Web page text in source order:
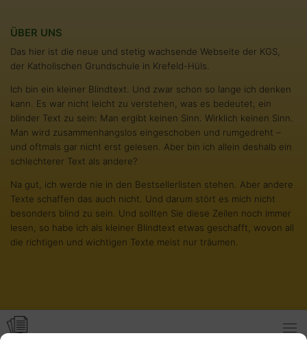
ÜBER UNS
Das hier ist die neue und stetig wachsende Webseite der KGS,
der Katholischen Grundschule in Krefeld-Hüls.
Ich bin ein kleiner Blindtext. Und zwar schon so lange ich denken
kann. Es war nicht leicht zu verstehen, was es bedeutet, ein
blinder Text zu sein: Man ergibt keinen Sinn. Wirklich keinen Sinn.
Man wird zusammenhangslos eingeschoben und rumgedreht –
und oftmals gar nicht erst gelesen. Aber bin ich allein deshalb ein
schlechterer Text als andere?
Na gut, ich werde nie in den Bestsellerlisten stehen. Aber andere
Texte schaffen das auch nicht. Und darum stört es mich nicht
besonders blind zu sein. Und sollten Sie diese Zeilen noch immer
lesen, so habe ich als kleiner Blindtext etwas geschafft, wovon all
die richtigen und wichtigen Texte meist nur träumen.